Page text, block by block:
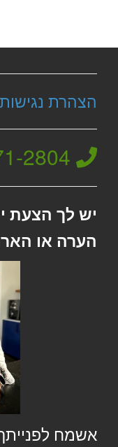
הצהרת נגישות
2804
יש לך הצעת
הערה או
אשמח